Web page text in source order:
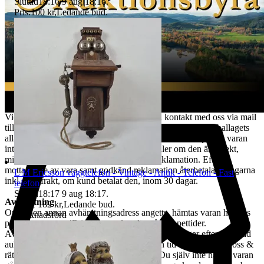
hanterats återbetalas pengarna för den köpta varan. Ångerrätten
avser ej det externa köpet av leverans av objektet då
konsumenten/köparen uttryckligen har samtyckt till att tjänsten
börjar utföras och gått med på att det inte finns någon ångerrätt när
tjänsten har fullgjorts. Om misstanke att ångerrätt missbrukas, tex
används för att ej behöva stå fast vid bud och därmed påverka
budgivningsprocessen, förbehåller sig vi oss rätten att stänga av
kundens konto för vidare budgivning hos oss.
REKLAMATION
Vid Reklamation ska kunden omgående ta kontakt med oss via mail
till tradera@jabab.se samt bifoga bilder på varan samt emballagets
alla sidor och packmateriel. Notera att det är skillnad på om varan
inte lever upp till kundens förväntningar eller om den är defekt,
mindre defekter är inte ett giltigt skäl till reklamation. Efter
mottagande av vara samt godkänd reklamation återbetalas pengarna
inkl. returfrakt, om kund betalat den, inom 30 dagar.
Avhämtning
Om ingen annan avhämtningsadress angetts, hämtas varan hos oss
på Tjalmargatan 4B i Östersund under våra öppettider.
Avhämtning av vunna varor skall ske inom 10 dagar efter avslutad
auktion. Om varan ej hämtas inom angiven tid tillfaller varan oss &
rätten till återbetalning är förbrukad. Kan Du själv inte hämta varan
Pris:100 kr,Ledande bud.
L M Ericsson väggtelefon - Vintage - Antik - Telefon - Fast
telefon
Sluttid18:17 9 aug 18:17.
Pris:
1 182 kr,Ledande bud.
Marknadsförd